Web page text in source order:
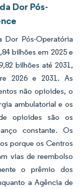
Dor Pós-
Pós-Operatória
bilhões em 2025 e
bilhões até 2031,
2026 e 2031. As
não opioides, o
ambulatorial e os
opioides são os
constante. Os
porque os Centros
vias de reembolso
o prêmio dos
a Agência de